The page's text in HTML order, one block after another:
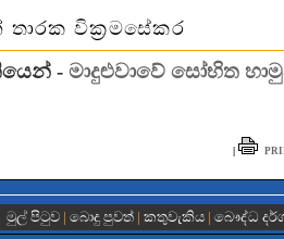
වික්‍රමසේකර
- මාදුළුවාවේ සෝභිත
|
මුල් පිටුව | බොදු පුවත්| කතුවැකිය| බෞද්ධ